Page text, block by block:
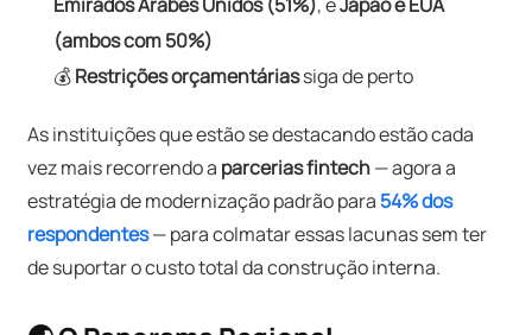
(ambos com 50%)
💰Restrições orçamentáriassiga de perto
As instituições que estão se destacando estão cada
vez mais recorrendo a parcerias fintech— agora a
estratégia de modernização padrão para 54% dos
respondentes— para colmatar essas lacunas sem ter
de suportar o custo total da construção interna.